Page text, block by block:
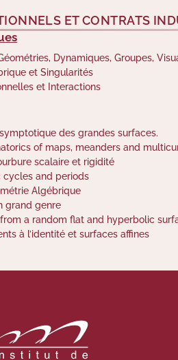
ET CONTRATS
Dynamiques, Groupes,
et Singularités
et Interactions
des grandes surfaces.
of maps, meanders and
scalaire et rigidité
cycles and periods
Algébrique
grand genre
from a random flat and hyperbolic
à l’identité et surfaces affines